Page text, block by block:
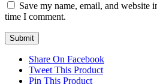
Save my name, email, and website
time I comment.
Share On Facebook
Tweet This Product
Pin This Product